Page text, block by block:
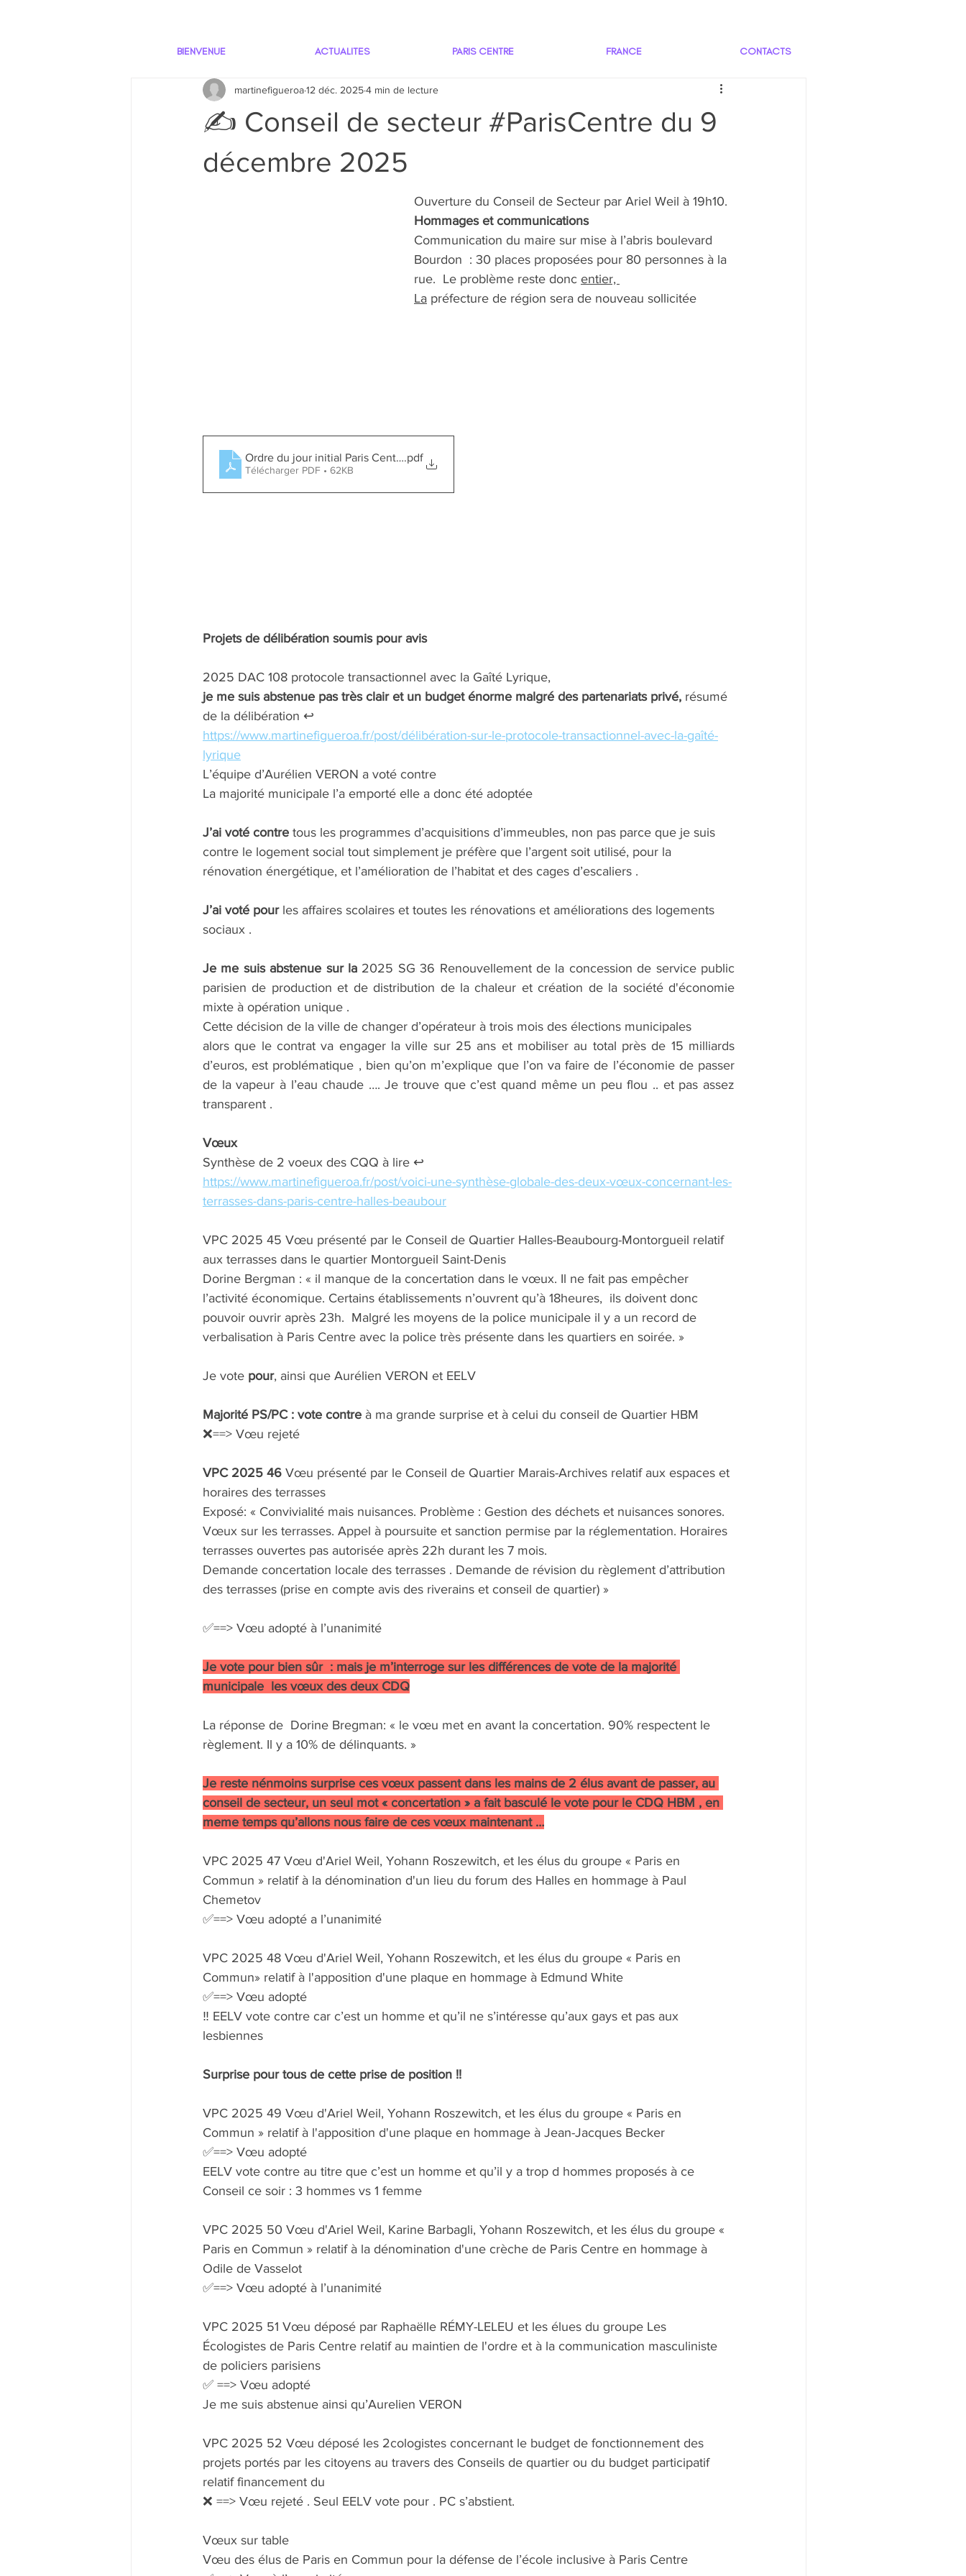
BIENVENUE ACTUALITES PARIS CENTRE FRANCE CONTACTS
✍️ Conseil de secteur #ParisCentre du 9
décembre 2025
martinefigueroa12 déc. 20254 min de lecture
Ouverture du Conseil de Secteur par Ariel Weil à 19h10.
Hommages et communications
Communication du maire sur mise à l’abris boulevard
Bourdon  : 30 places proposées pour 80 personnes à la
rue.  Le problème reste donc entier,
La préfecture de région sera de nouveau sollicitée
Ordre du jour initial Paris Centre.pdf
Télécharger PDF • 62KB
Projets de délibération soumis pour avis
2025 DAC 108 protocole transactionnel avec la Gaîté Lyrique,
je me suis abstenue pas très clair et un budget énorme malgré des partenariats privé, résumé
de la délibération ↩️
https://www.martinefigueroa.fr/post/délibération-sur-le-protocole-transactionnel-avec-la-gaîté-
lyrique
L’équipe d’Aurélien VERON a voté contre
La majorité municipale l’a emporté elle a donc été adoptée
J’ai voté contre tous les programmes d’acquisitions d’immeubles, non pas parce que je suis
contre le logement social tout simplement je préfère que l’argent soit utilisé, pour la
rénovation énergétique, et l’amélioration de l’habitat et des cages d’escaliers .
J’ai voté pour les affaires scolaires et toutes les rénovations et améliorations des logements
sociaux .
Je me suis abstenue sur la 2025 SG 36 Renouvellement de la concession de service public
parisien de production et de distribution de la chaleur et création de la société d'économie
mixte à opération unique .
Cette décision de la ville de changer d’opérateur à trois mois des élections municipales
alors que le contrat va engager la ville sur 25 ans et mobiliser au total près de 15 milliards
d’euros, est problématique , bien qu’on m’explique que l’on va faire de l’économie de passer
de la vapeur à l’eau chaude …. Je trouve que c’est quand même un peu flou .. et pas assez
transparent .
Vœux
Synthèse de 2 voeux des CQQ à lire ↩️
https://www.martinefigueroa.fr/post/voici-une-synthèse-globale-des-deux-vœux-concernant-les-
terrasses-dans-paris-centre-halles-beaubour
VPC 2025 45 Vœu présenté par le Conseil de Quartier Halles-Beaubourg-Montorgueil relatif
aux terrasses dans le quartier Montorgueil Saint-Denis
Dorine Bergman : « il manque de la concertation dans le vœux. Il ne fait pas empêcher
l’activité économique. Certains établissements n’ouvrent qu’à 18heures,  ils doivent donc
pouvoir ouvrir après 23h.  Malgré les moyens de la police municipale il y a un record de
verbalisation à Paris Centre avec la police très présente dans les quartiers en soirée. »
Je vote pour, ainsi que Aurélien VERON et EELV
Majorité PS/PC : vote contre à ma grande surprise et à celui du conseil de Quartier HBM
❌==> Vœu rejeté
VPC 2025 46 Vœu présenté par le Conseil de Quartier Marais-Archives relatif aux espaces et
horaires des terrasses
Exposé: « Convivialité mais nuisances. Problème : Gestion des déchets et nuisances sonores.
Vœux sur les terrasses. Appel à poursuite et sanction permise par la réglementation. Horaires
terrasses ouvertes pas autorisée après 22h durant les 7 mois.
Demande concertation locale des terrasses . Demande de révision du règlement d’attribution
des terrasses (prise en compte avis des riverains et conseil de quartier) »
✅==> Vœu adopté à l’unanimité
Je vote pour bien sûr  : mais je m’interroge sur les différences de vote de la majorité
municipale  les vœux des deux CDQ
La réponse de  Dorine Bregman: « le vœu met en avant la concertation. 90% respectent le
règlement. Il y a 10% de délinquants. »
Je reste nénmoins surprise ces vœux passent dans les mains de 2 élus avant de passer, au
conseil de secteur, un seul mot « concertation » a fait basculé le vote pour le CDQ HBM , en
meme temps qu’allons nous faire de ces vœux maintenant …
VPC 2025 47 Vœu d'Ariel Weil, Yohann Roszewitch, et les élus du groupe « Paris en
Commun » relatif à la dénomination d'un lieu du forum des Halles en hommage à Paul
Chemetov
✅==> Vœu adopté a l’unanimité
VPC 2025 48 Vœu d'Ariel Weil, Yohann Roszewitch, et les élus du groupe « Paris en
Commun» relatif à l'apposition d'une plaque en hommage à Edmund White
✅==> Vœu adopté
‼️ EELV vote contre car c’est un homme et qu’il ne s’intéresse qu’aux gays et pas aux
lesbiennes
Surprise pour tous de cette prise de position !!
VPC 2025 49 Vœu d'Ariel Weil, Yohann Roszewitch, et les élus du groupe « Paris en
Commun » relatif à l'apposition d'une plaque en hommage à Jean-Jacques Becker
✅==> Vœu adopté
EELV vote contre au titre que c’est un homme et qu’il y a trop d hommes proposés à ce
Conseil ce soir : 3 hommes vs 1 femme
VPC 2025 50 Vœu d'Ariel Weil, Karine Barbagli, Yohann Roszewitch, et les élus du groupe «
Paris en Commun » relatif à la dénomination d'une crèche de Paris Centre en hommage à
Odile de Vasselot
✅==> Vœu adopté à l’unanimité
VPC 2025 51 Vœu déposé par Raphaëlle RÉMY-LELEU et les élues du groupe Les
Écologistes de Paris Centre relatif au maintien de l'ordre et à la communication masculiniste
de policiers parisiens
✅ ==> Vœu adopté
Je me suis abstenue ainsi qu’Aurelien VERON
VPC 2025 52 Vœu déposé les 2cologistes concernant le budget de fonctionnement des
projets portés par les citoyens au travers des Conseils de quartier ou du budget participatif
relatif financement du
❌ ==> Vœu rejeté . Seul EELV vote pour . PC s’abstient.
Vœux sur table
Vœu des élus de Paris en Commun pour la défense de l’école inclusive à Paris Centre